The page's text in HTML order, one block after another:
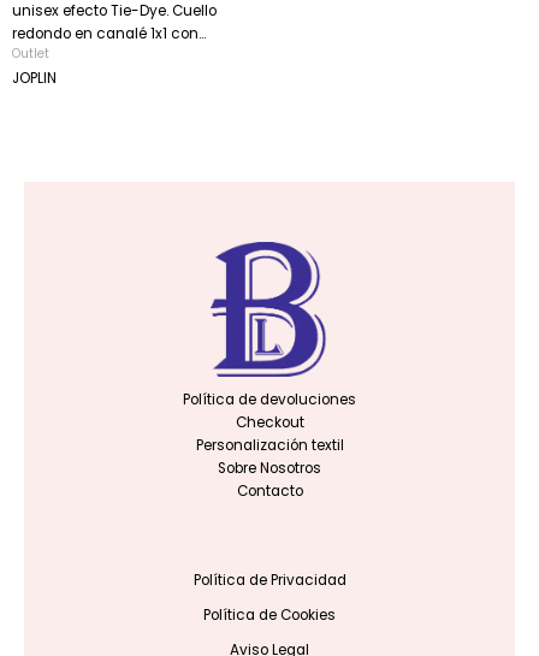
unisex efecto Tie-Dye. Cuello
redondo en canalé 1x1 con...
Outlet
JOPLIN
Política de devoluciones
Checkout
Personalización textil
Sobre Nosotros
Contacto
Política de Privacidad
Política de Cookies
Aviso Legal